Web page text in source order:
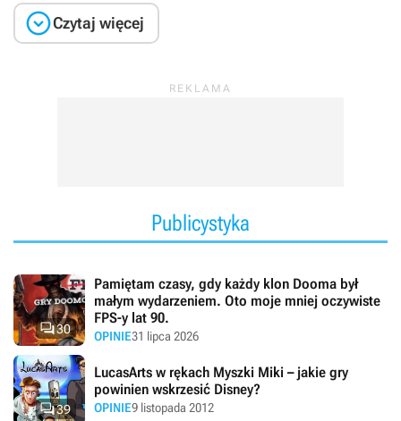
Czytaj więcej
Publicystyka
30
Pamiętam czasy, gdy każdy klon Dooma był
małym wydarzeniem. Oto moje mniej oczywiste
FPS-y lat 90.
OPINIE31 lipca 2026
39
LucasArts w rękach Myszki Miki – jakie gry
powinien wskrzesić Disney?
OPINIE9 listopada 2012